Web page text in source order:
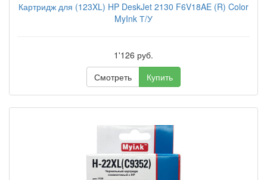
Картридж для (123XL) HP DeskJet 2130 F6V18AE (R) Color
MyInk Т/У
1'126 руб.
Смотреть
Купить